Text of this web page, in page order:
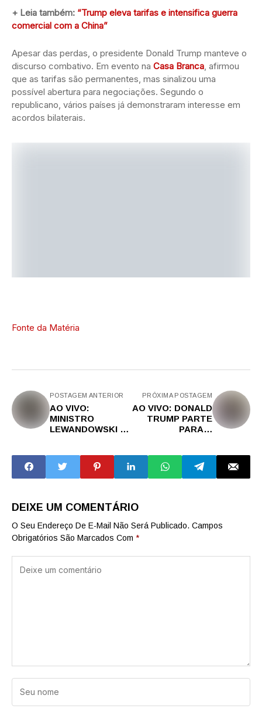
+ Leia também: “Trump eleva tarifas e intensifica guerra
comercial com a China”
Apesar das perdas, o presidente Donald Trump manteve o
discurso combativo. Em evento na Casa Branca, afirmou
que as tarifas são permanentes, mas sinalizou uma
possível abertura para negociações. Segundo o
republicano, vários países já demonstraram interesse em
acordos bilaterais.
Fonte da Matéria
POSTAGEM ANTERIOR
AO VIVO:
MINISTRO
LEWANDOWSKI É
CONGRESSO
NACIONAL - EX-
MINISTRO DO
PRÓXIMA POSTAGEM
AO VIVO: DONALD
TRUMP PARTE
PARA O
ORDEM
EXECUTIVA E
PROMETE
DEIXE UM COMENTÁRIO
O Seu Endereço De E-Mail Não Será Publicado. Campos
Obrigatórios São Marcados Com *